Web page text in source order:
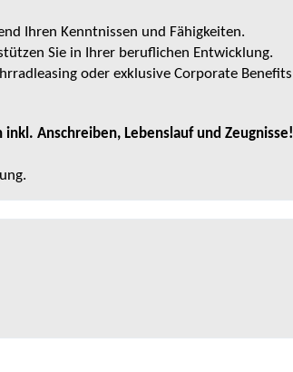
Ihren Kenntnissen und Fähigkeiten.
Sie in Ihrer beruflichen Entwicklung.
oder exklusive Corporate Benefits
Anschreiben, Lebenslauf und Zeugnisse!